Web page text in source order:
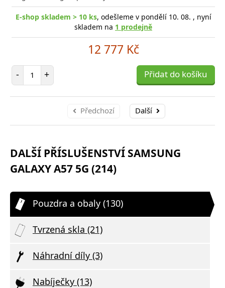
E-shop skladem > 10 ks, odešleme v pondělí 10. 08. , nyní
skladem na 1 prodejně
12 777 Kč
- Počet položek
+ Přidat do košíku
Předchozí Další
DALŠÍ PŘÍSLUŠENSTVÍ SAMSUNG
GALAXY A57 5G (214)
Pouzdra a obaly (130)
Tvrzená skla (21)
Náhradní díly (3)
Nabíječky (13)